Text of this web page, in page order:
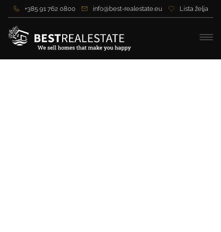
+385 91 762 0800 info@best-realestate.eu Lista želja